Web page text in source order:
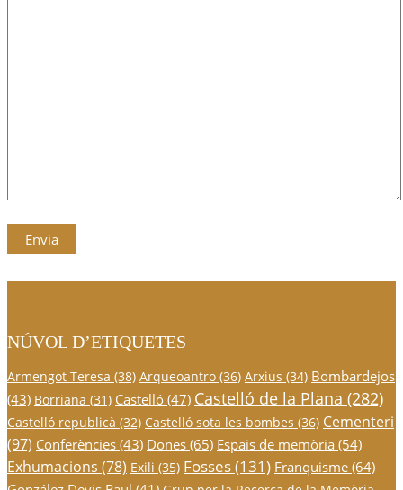
NÚVOL D’ETIQUETES
Armengot Teresa (38) Arqueoantro (36) Arxius (34) Bombardejos
(43) Borriana (31) Castelló (47) Castelló de la Plana (282)
Castelló republicà (32) Castelló sota les bombes (36) Cementeri
(97) Conferències (43) Dones(65) Espais de memòria (54)
Exhumacions (78) Exili (35) Fosses(131) Franquisme(64)